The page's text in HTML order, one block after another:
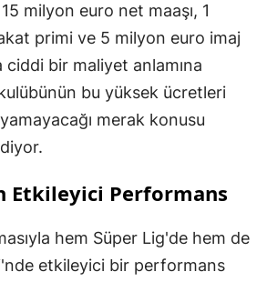
milyon euro net maaşı, 1
primi ve 5 milyon euro imaj
ciddi bir maliyet anlamına
bu yüksek ücretleri
merak konusu
Etkileyici Performans
hem Süper Lig'de hem de
etkileyici bir performans